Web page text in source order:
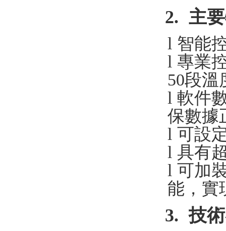
2. 主
l 智能控
l 專業控
50段溫
l 軟件
保數據
l 可設定
l 具有超
l 可加
能，
3. 技